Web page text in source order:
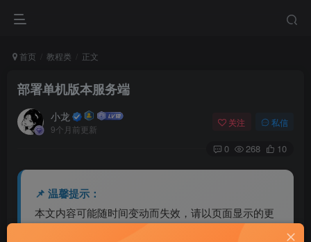
首页 教程类 正文
部署单机版本服务端
小龙
9个月前更新
关注 私信
0 268 10
📌 温馨提示：
本文内容可能随时间变动而失效，请以页面显示的更